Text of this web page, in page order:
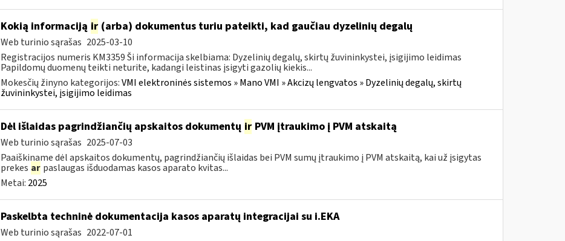
Kokią informaciją ir(arba) dokumentus turiu pateikti, kad gaučiau dyzelinių degalų
Web turinio sąrašas 2025-03-10
Registracijos numeris KM3359 Ši informacija skelbiama: Dyzelinių degalų, skirtų žuvininkystei, įsigijimo leidimas
Papildomų duomenų teikti neturite, kadangi leistinas įsigyti gazolių kiekis...
Mokesčių žinyno kategorijos:VMI elektroninės sistemos » Mano VMI » Akcizų lengvatos » Dyzelinių degalų, skirtų
žuvininkystei, įsigijimo leidimas
Dėl išlaidas pagrindžiančių apskaitos dokumentų irPVM įtraukimo į PVM atskaitą
Web turinio sąrašas 2025-07-03
Paaiškiname dėl apskaitos dokumentų, pagrindžiančių išlaidas bei PVM sumų įtraukimo į PVM atskaitą, kai už įsigytas
prekes ar paslaugas išduodamas kasos aparato kvitas...
Metai: 2025
Paskelbta techninė dokumentacija kasos aparatų integracijai su i.EKA
Web turinio sąrašas 2022-07-01